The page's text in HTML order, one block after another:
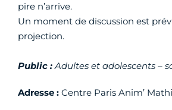
pire n’arrive.
Un moment de discussion est
projection.
Public :Adultes et adolescents –
Adresse : Centre Paris Anim’